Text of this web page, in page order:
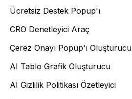
Ücretsiz Destek Popup'ı
CRO Denetleyici Araç
Çerez Onayı Popup'ı Oluşturucu
AI Tablo Grafik Oluşturucu
AI Gizlilik Politikası Özetleyici